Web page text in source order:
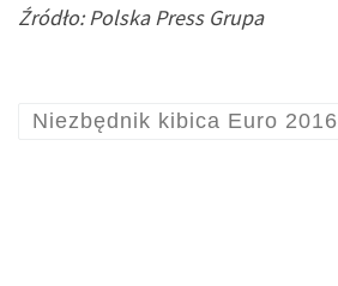
Źródło: Polska Press Grupa
Niezbędnik kibica Euro 2016